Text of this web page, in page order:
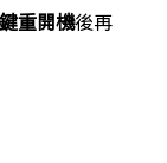
重開機後再